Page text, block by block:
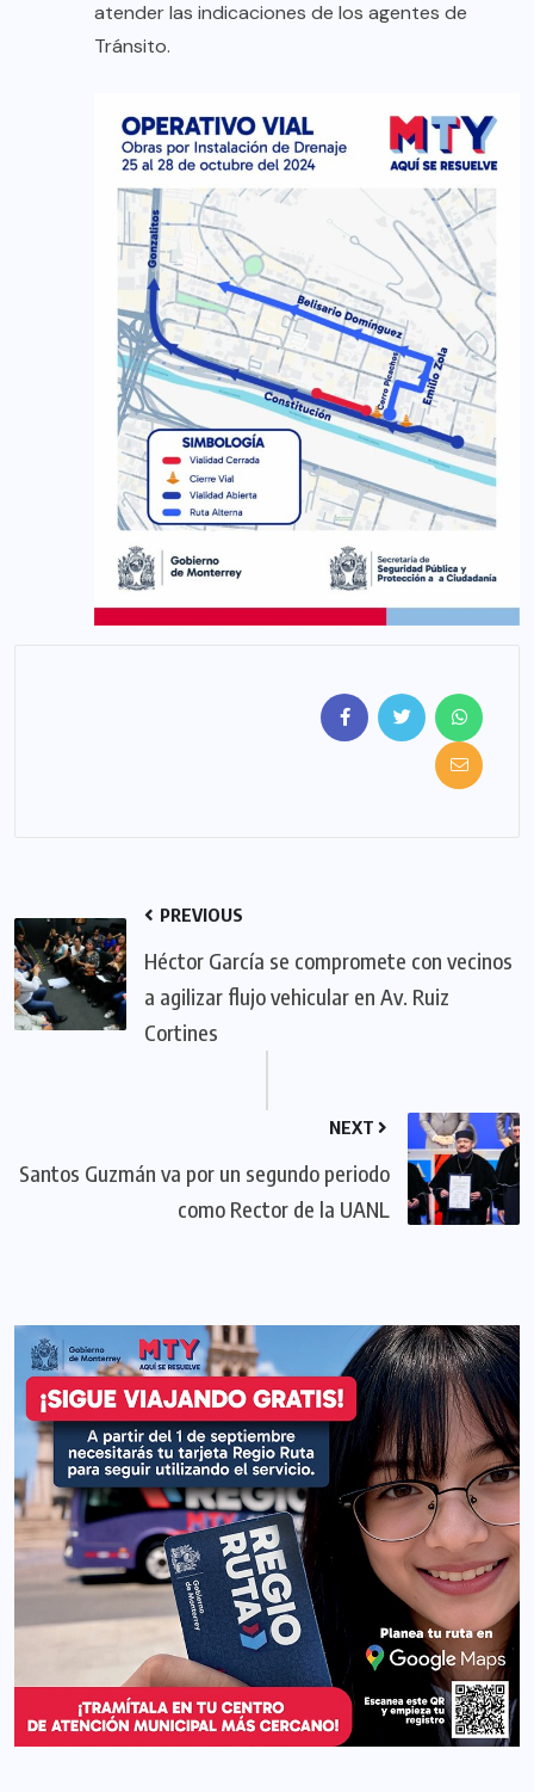
atender las indicaciones de los agentes de
Tránsito.
PREVIOUS
Héctor García se compromete con vecinos
a agilizar flujo vehicular en Av. Ruiz
Cortines
NEXT
Santos Guzmán va por un segundo periodo
como Rector de la UANL